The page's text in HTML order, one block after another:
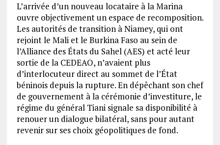
L’arrivée d’un nouveau locataire à la Marina
ouvre objectivement un espace de recomposition.
Les autorités de transition à Niamey, qui ont
rejoint le Mali et le Burkina Faso au sein de
l’Alliance des États du Sahel (AES) et acté leur
sortie de la CEDEAO, n’avaient plus
d’interlocuteur direct au sommet de l’État
béninois depuis la rupture. En dépêchant son chef
de gouvernement à la cérémonie d’investiture, le
régime du général Tiani signale sa disponibilité à
renouer un dialogue bilatéral, sans pour autant
revenir sur ses choix géopolitiques de fond.